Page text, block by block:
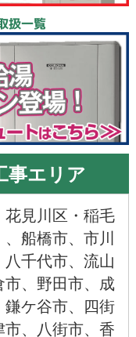
扱一覧
事エリア
花見川区 ・ 稲毛
船橋市、 市川
八千代市、 流山
市、 野田市、 成
鎌ケ谷市、 四街
市、 八街市、 香